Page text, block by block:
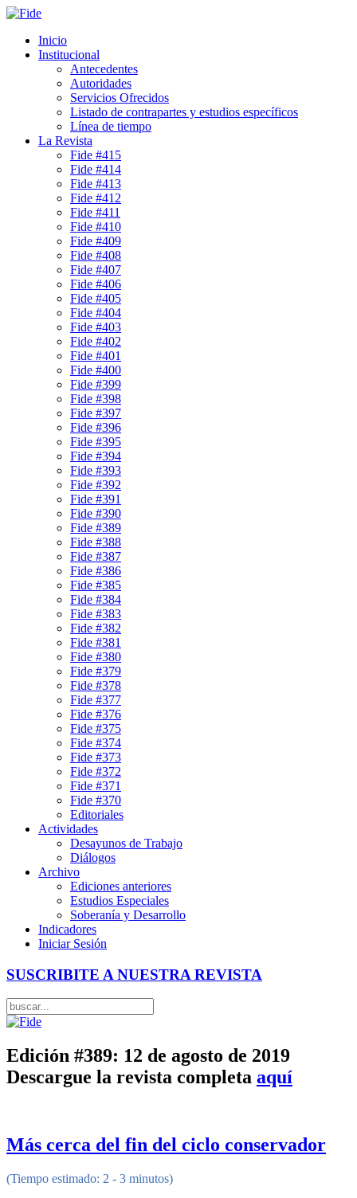
Inicio
Institucional
Antecedentes
Autoridades
Servicios Ofrecidos
Listado de contrapartes y estudios específicos
Línea de tiempo
La Revista
Fide #415
Fide #414
Fide #413
Fide #412
Fide #411
Fide #410
Fide #409
Fide #408
Fide #407
Fide #406
Fide #405
Fide #404
Fide #403
Fide #402
Fide #401
Fide #400
Fide #399
Fide #398
Fide #397
Fide #396
Fide #395
Fide #394
Fide #393
Fide #392
Fide #391
Fide #390
Fide #389
Fide #388
Fide #387
Fide #386
Fide #385
Fide #384
Fide #383
Fide #382
Fide #381
Fide #380
Fide #379
Fide #378
Fide #377
Fide #376
Fide #375
Fide #374
Fide #373
Fide #372
Fide #371
Fide #370
Editoriales
Actividades
Desayunos de Trabajo
Diálogos
Archivo
Ediciones anteriores
Estudios Especiales
Soberanía y Desarrollo
Indicadores
Iniciar Sesión
SUSCRIBITE A NUESTRA REVISTA
Edición #389: 12 de agosto de 2019
Descargue la revista completa aquí
Más cerca del fin del ciclo conservador
(Tiempo estimado: 2 - 3 minutos)